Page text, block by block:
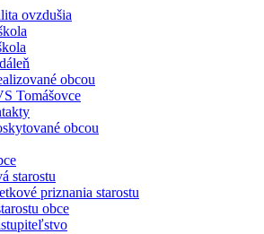
ovzdušia
obcou
Tomášovce
obcou
starostu
priznania starostu
obce